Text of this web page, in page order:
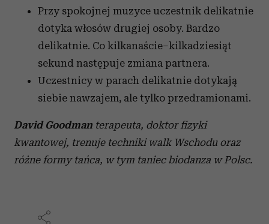
Przy spokojnej muzyce uczestnik delikatnie
dotyka włosów drugiej osoby. Bardzo
delikatnie. Co kilkanaście–kilkadziesiąt
sekund następuje zmiana partnera.
Uczestnicy w parach delikatnie dotykają
siebie nawzajem, ale tylko przedramionami.
David Goodman terapeuta, doktor fizyki
kwantowej, trenuje techniki walk Wschodu oraz
różne formy tańca, w tym taniec biodanza w Polsc.